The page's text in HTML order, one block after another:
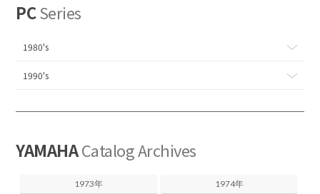
PCSeries
1980's
1990's
YAMAHACatalog Archives
1973年 1974年